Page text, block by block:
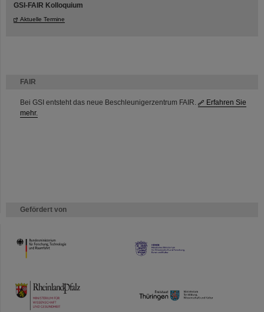
FAIR
Bei GSI entsteht das neue Beschleunigerzentrum FAIR.
Erfahren Sie
mehr.
Gefördert von
HMWK
TMWWDG
GSI-FAIR Kolloquium
Aktuelle Termine